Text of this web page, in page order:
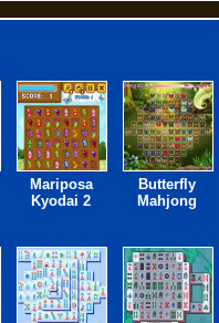
Mariposa
Kyodai 2
Butterfly
Mahjong